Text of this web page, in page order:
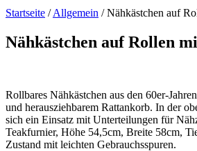
Startseite /Allgemein /Nähkästchen auf
Nähkästchen auf Rollen
Rollbares Nähkästchen aus den 60er-
und herausziehbarem Rattankorb. In der
sich ein Einsatz mit Unterteilungen für
Teakfurnier, Höhe 54,5cm, Breite 58cm,
Zustand mit leichten Gebrauchsspuren.